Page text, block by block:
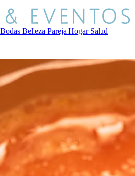
Bodas Belleza Pareja Hogar Salud